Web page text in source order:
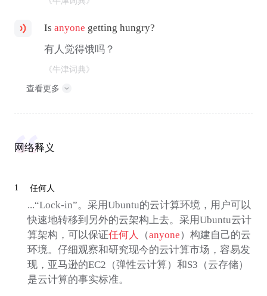
Isanyone getting hungry?
有人觉得饿吗？
《牛津词典》
查看更多
网络释义
1 任何人
...“Lock-in”。采用Ubuntu的云计算环境，用户可以
快速地转移到另外的云架构上去。采用Ubuntu云计
算架构，可以保证任何人 （anyone）构建自己的云
环境。仔细观察和研究现今的云计算市场，容易发
现，亚马逊的EC2（弹性云计算）和S3（云存储）
是云计算的事实标准。